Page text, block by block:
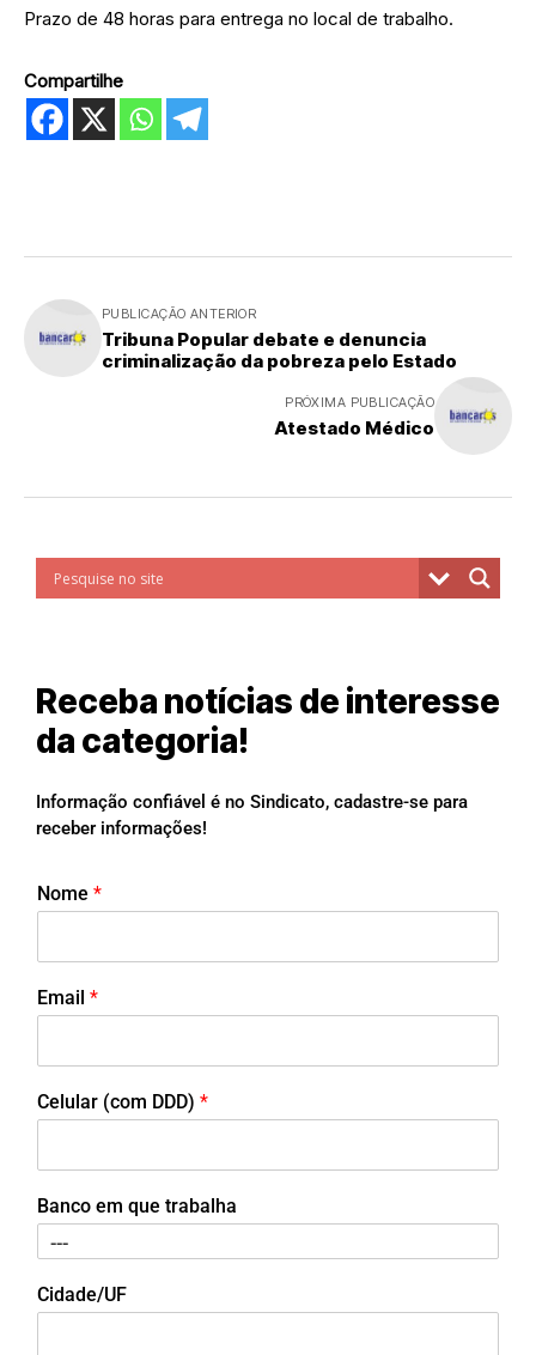
Prazo de 48 horas para entrega no local de trabalho.
Compartilhe
PUBLICAÇÃO ANTERIOR
Tribuna Popular debate e denuncia
criminalização da pobreza pelo Estado
PRÓXIMA PUBLICAÇÃO
Atestado Médico
Receba notícias de interesse
da categoria!
Informação confiável é no Sindicato, cadastre-se para
receber informações!
Nome *
Email *
Celular (com DDD) *
Banco em que trabalha
Cidade/UF